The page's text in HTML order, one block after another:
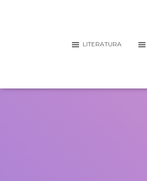
LITERATURA